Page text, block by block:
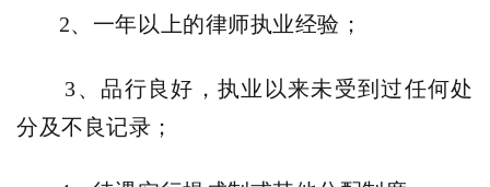
2、一年以上的律师执业经验；
3、品行良好，执业以来未受到过任何处
分及不良记录；